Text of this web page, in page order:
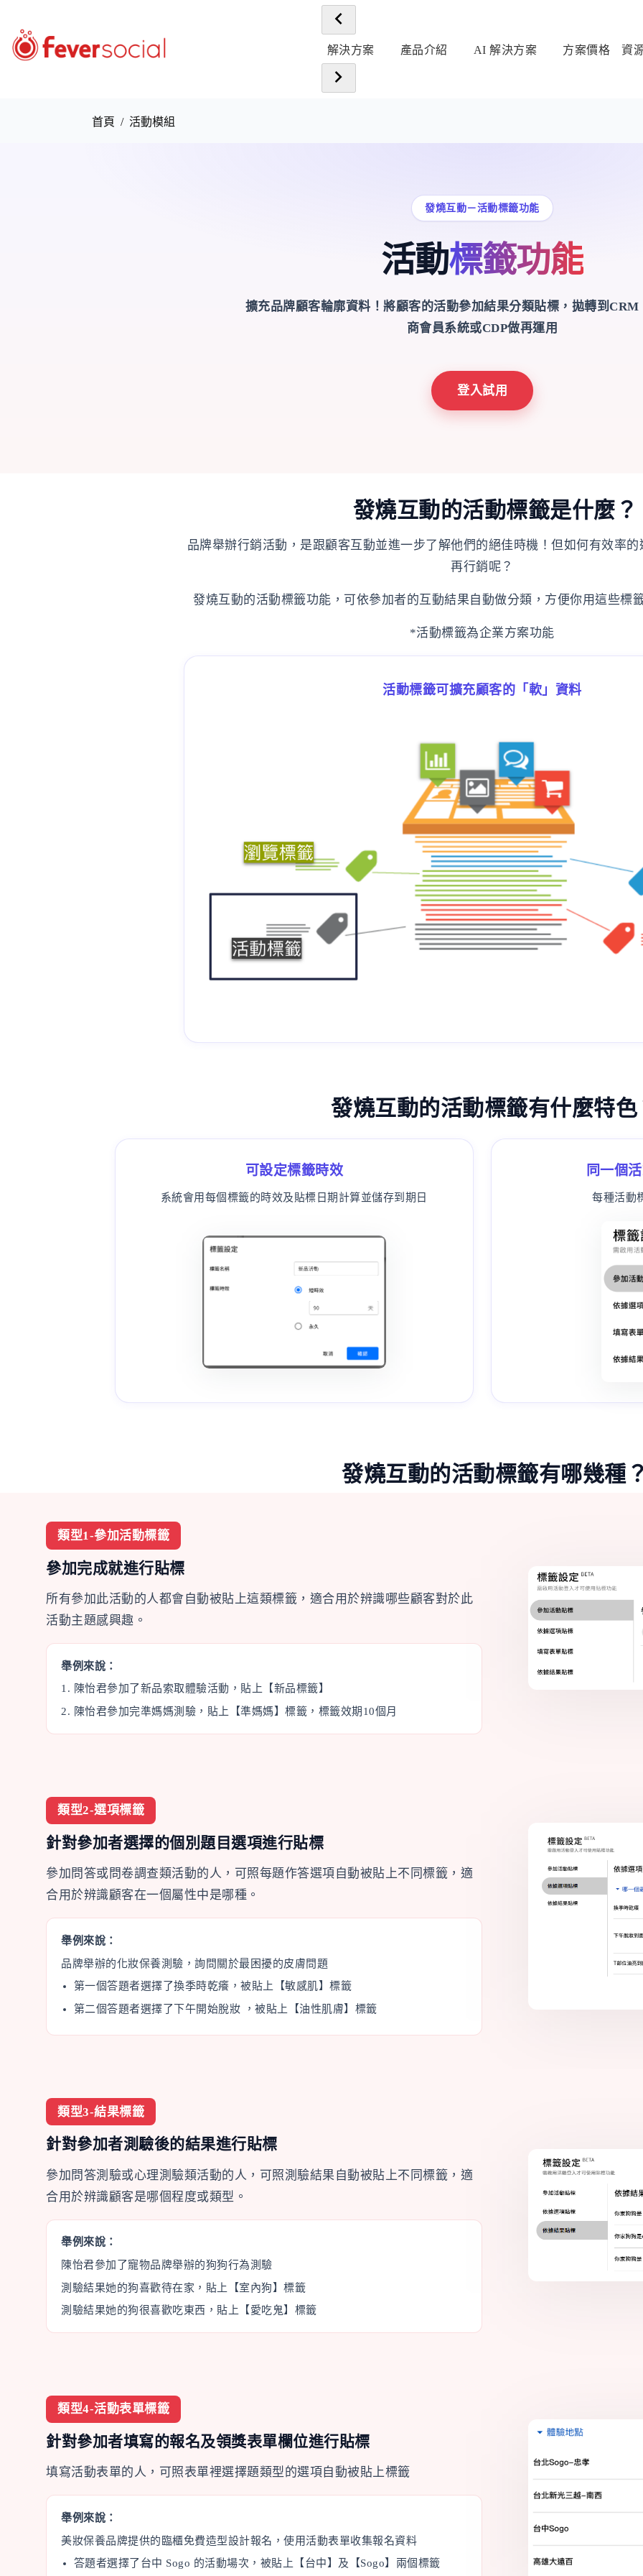
解決方案 產品介紹 AI 解決方案 方案價格 資
首頁 / 活動模組
發燒互動－活動標籤功能
活動標籤功能
擴充品牌顧客輪廓資料！將顧客的活動參加結果分類貼標，拋轉到
商會員系統或CDP做再運用
登入試用
發燒互動的活動標籤是什麼？
品牌舉辦行銷活動，是跟顧客互動並進一步了解他們的絕佳時機！但如何有效率
再行銷呢？
發燒互動的活動標籤功能，可依參加者的互動結果自動做分類，方便你用這些標
*活動標籤為企業方案功能
活動標籤可擴充顧客的「軟」資料
發燒互動的活動標籤有什麼特色
可設定標籤時效
系統會用每個標籤的時效及貼標日期計算並儲存到期日
同一個
每種活動
發燒互動的活動標籤有哪幾種
類型1-參加活動標籤
參加完成就進行貼標
所有參加此活動的人都會自動被貼上這類標籤，適合用於辨識哪些顧客對於此
活動主題感興趣。
舉例來說：
1. 陳怡君參加了新品索取體驗活動，貼上【新品標籤】
2. 陳怡君參加完準媽媽測驗，貼上【準媽媽】標籤，標籤效期10個月
類型2-選項標籤
針對參加者選擇的個別題目選項進行貼標
參加問答或問卷調查類活動的人，可照每題作答選項自動被貼上不同標籤，適
合用於辨識顧客在一個屬性中是哪種。
舉例來說：
品牌舉辦的化妝保養測驗，詢問關於最困擾的皮膚問題
第一個答題者選擇了換季時乾癢，被貼上【敏感肌】標籤
第二個答題者選擇了下午開始脫妝 ，被貼上【油性肌膚】標籤
類型3-結果標籤
針對參加者測驗後的結果進行貼標
參加問答測驗或心理測驗類活動的人，可照測驗結果自動被貼上不同標籤，適
合用於辨識顧客是哪個程度或類型。
舉例來說：
陳怡君參加了寵物品牌舉辦的狗狗行為測驗
測驗結果她的狗喜歡待在家，貼上【室內狗】標籤
測驗結果她的狗很喜歡吃東西，貼上【愛吃鬼】標籤
類型4-活動表單標籤
針對參加者填寫的報名及領獎表單欄位進行貼標
填寫活動表單的人，可照表單裡選擇題類型的選項自動被貼上標籤
舉例來說：
美妝保養品牌提供的臨櫃免費造型設計報名，使用活動表單收集報名資料
答題者選擇了台中 Sogo 的活動場次，被貼上【台中】及【Sogo】兩個標籤